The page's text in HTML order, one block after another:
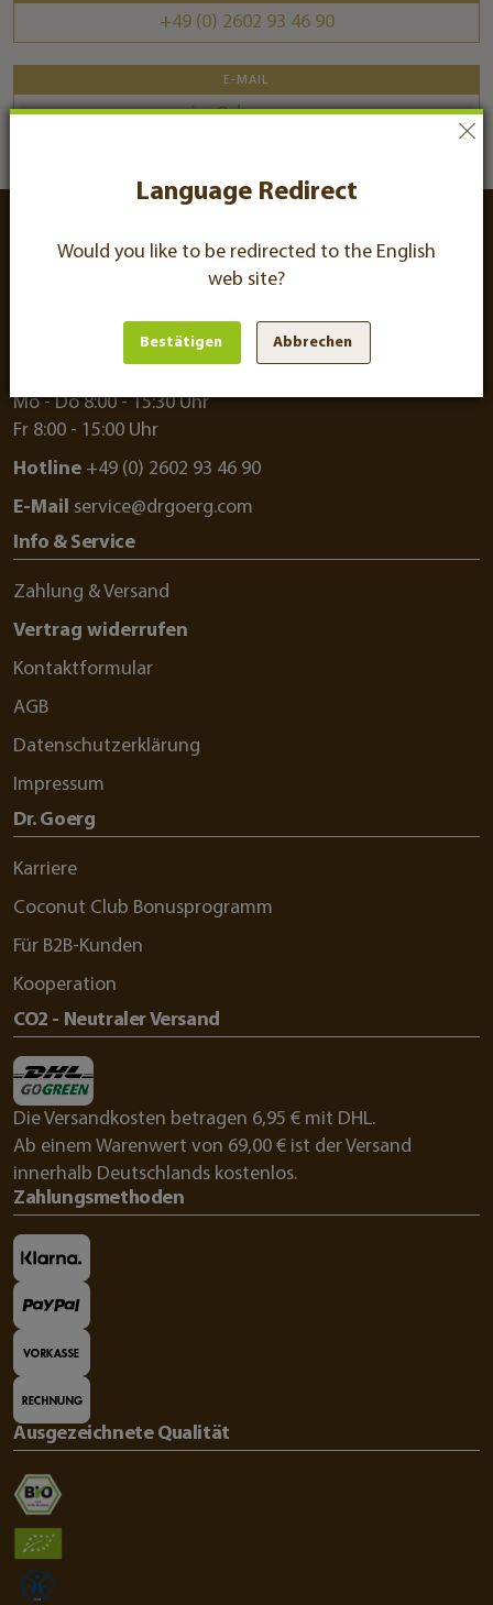
+49 (0) 2602 93 46 90
service@drgoerg.com
Kundenzufriedenheit
Hast Du Fragen? Wir bieten Dir eine persönliche
Beratung am Telefon.
Mo - Do 8:00 - 15:30 Uhr
Fr 8:00 - 15:00 Uhr
Hotline +49 (0) 2602 93 46 90
E-Mail service@drgoerg.com
Info & Service
Zahlung & Versand
Vertrag widerrufen
Kontaktformular
AGB
Datenschutzerklärung
Impressum
Dr. Goerg
Karriere
Coconut Club Bonusprogramm
Für B2B-Kunden
Kooperation
CO2 - Neutraler Versand
Die Versandkosten betragen 6,95 € mit DHL.
Ab einem Warenwert von 69,00 € ist der Versand
innerhalb Deutschlands kostenlos.
Zahlungsmethoden
Ausgezeichnete Qualität
Language Redirect
Would you like to be redirected to the English
web site?
Bestätigen Abbrechen